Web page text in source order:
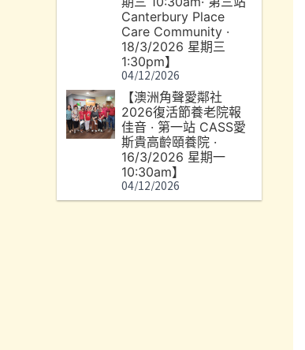
Canterbury Place
Care Community ·
18/3/2026 星期三
1:30pm】
04/12/2026
【澳洲角聲愛鄰社
2026復活節養老院報
佳音 · 第一站 CASS愛
斯貴高齡頤養院 ·
16/3/2026 星期一
10:30am】
04/12/2026